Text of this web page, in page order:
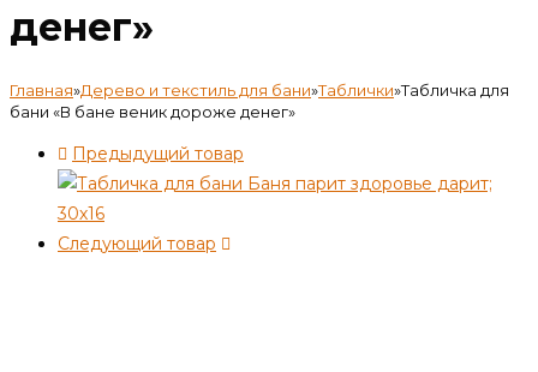
денег»
Главная»Дерево и текстиль для бани»Таблички»Табличка для
бани «В бане веник дороже денег»
Предыдущий товар
Следующий товар